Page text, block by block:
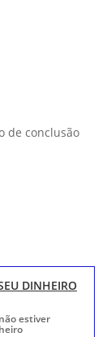
de conclusão
DINHEIRO
estiver